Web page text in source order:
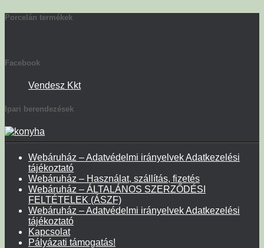
Porcelán termékek
Facebook
Vendesz Kkt
Ipari berendezések
Webáruház – Adatvédelmi irányelvek Adatkezelési
tájékoztató
Webáruház – Használat, szállítás, fizetés
Webáruház – ÁLTALÁNOS SZERZŐDÉSI
FELTÉTELEK (ÁSZF)
Webáruház – Adatvédelmi irányelvek Adatkezelési
tájékoztató
Kapcsolat
Pályázati támogatás!